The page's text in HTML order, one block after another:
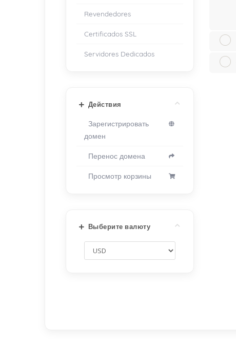
Revendedores
Certificados SSL
Servidores Dedicados
Действия
Зарегистрировать
домен
Перенос домена
Просмотр корзины
Выберите валюту